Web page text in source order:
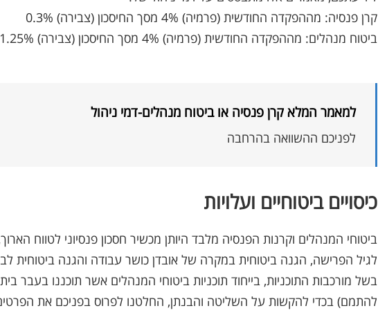
קרן פנסיה: מההפקדה החודשית (פרמיה) 4% מסך החיסכון (צבירה) 0.3%
ביטוח מנהלים: מההפקדה החודשית (פרמיה) 4% מסך החיסכון (צבירה) 1.25%
למאמר המלא קרן פנסיה או ביטוח מנהלים-דמי ניהול
לפניכם ההשוואה בהרחבה
כיסויים ביטוחיים ועלויות
לגיל הפרישה, הגנה ביטוחית במקרה של אובדן כושר עבודה והגנה ביטוחית
בשל מורכבות התוכניות, בייחוד תוכניות ביטוחי המנהלים אשר תוכננו בעבר
להתמם) בכדי להקשות על השליטה והבנתן, החלטנו לפרוס בפניכם את